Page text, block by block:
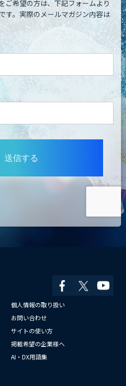
ご希望の方は、下記フォームより
。 実際のメールマガジン内容は
送信する
個人情報の取り扱い
お問い合わせ
サイトの使い方
掲載希望の企業様へ
AI・DX用語集